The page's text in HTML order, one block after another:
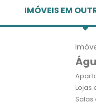
IMÓVEIS EM
Lojas
Salas